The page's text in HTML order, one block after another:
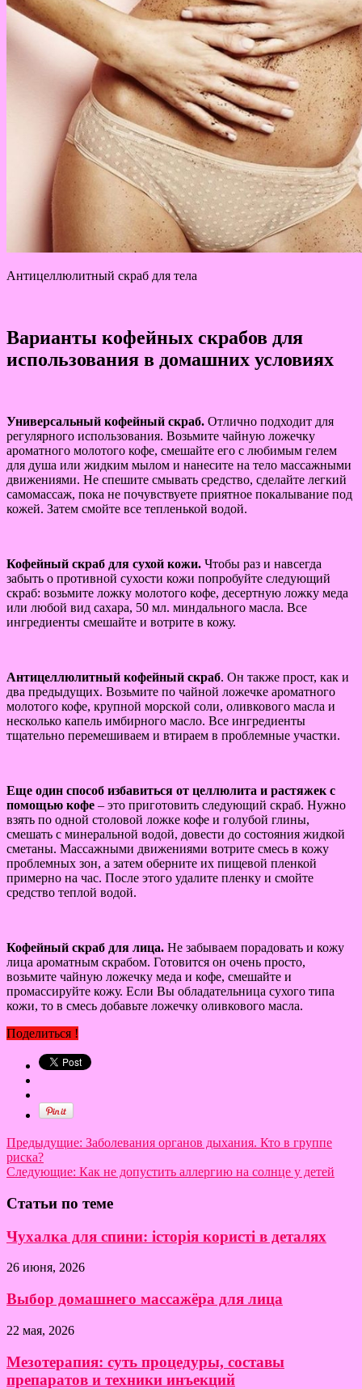
Антицеллюлитный скраб для тела
Варианты кофейных скрабов для
использования в домашних условиях
Универсальный кофейный скраб. Отлично подходит для
регулярного использования. Возьмите чайную ложечку
ароматного молотого кофе, смешайте его с любимым гелем
для душа или жидким мылом и нанесите на тело массажными
движениями. Не спешите смывать средство, сделайте легкий
самомассаж, пока не почувствуете приятное покалывание под
кожей. Затем смойте все тепленькой водой.
Кофейный скраб для сухой кожи. Чтобы раз и навсегда
забыть о противной сухости кожи попробуйте следующий
скраб: возьмите ложку молотого кофе, десертную ложку меда
или любой вид сахара, 50 мл. миндального масла. Все
ингредиенты смешайте и вотрите в кожу.
Антицеллюлитный кофейный скраб. Он также прост, как и
два предыдущих. Возьмите по чайной ложечке ароматного
молотого кофе, крупной морской соли, оливкового масла и
несколько капель имбирного масло. Все ингредиенты
тщательно перемешиваем и втираем в проблемные участки.
Еще один способ избавиться от целлюлита и растяжек с
помощью кофе – это приготовить следующий скраб. Нужно
взять по одной столовой ложке кофе и голубой глины,
смешать с минеральной водой, довести до состояния жидкой
сметаны. Массажными движениями вотрите смесь в кожу
проблемных зон, а затем оберните их пищевой пленкой
примерно на час. После этого удалите пленку и смойте
средство теплой водой.
Кофейный скраб для лица. Не забываем порадовать и кожу
лица ароматным скрабом. Готовится он очень просто,
возьмите чайную ложечку меда и кофе, смешайте и
промассируйте кожу. Если Вы обладательница сухого типа
кожи, то в смесь добавьте ложечку оливкового масла.
Поделиться !
Предыдущие: Заболевания органов дыхания. Кто в группе
риска?
Следующие: Как не допустить аллергию на солнце у детей
Статьи по теме
Чухалка для спини: історія користі в деталях
26 июня, 2026
Выбор домашнего массажёра для лица
22 мая, 2026
Мезотерапия: суть процедуры, составы
препаратов и техники инъекций